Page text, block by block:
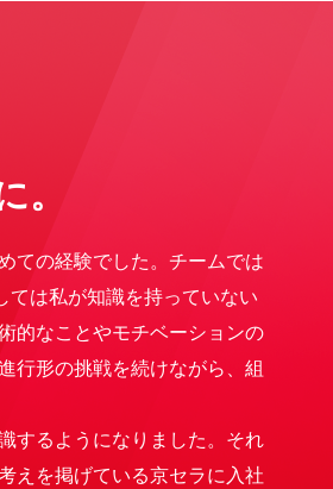
ての経験でした。チームでは
は私が知識を持っていない
的なことやモチベーションの
行形の挑戦を続けながら、組
するようになりました。それ
えを掲げている京セラに入社